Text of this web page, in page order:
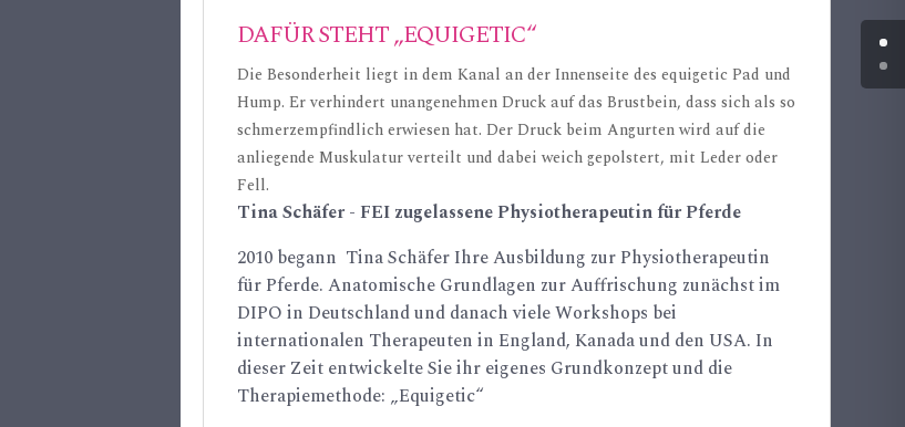
DAFÜR STEHT „EQUIGETIC“
Die Besonderheit liegt in dem Kanal an der Innenseite des equigetic Pad und
Hump. Er verhindert unangenehmen Druck auf das Brustbein, dass sich als so
schmerzempfindlich erwiesen hat. Der Druck beim Angurten wird auf die
anliegende Muskulatur verteilt und dabei weich gepolstert, mit Leder oder
Fell.
Tina Schäfer - FEI zugelassene Physiotherapeutin für Pferde
2010 begann Tina Schäfer Ihre Ausbildung zur Physiotherapeutin
für Pferde. Anatomische Grundlagen zur Auffrischung zunächst im
DIPO in Deutschland und danach viele Workshops bei
internationalen Therapeuten in England, Kanada und den USA. In
dieser Zeit entwickelte Sie ihr eigenes Grundkonzept und die
Therapiemethode: „Equigetic“